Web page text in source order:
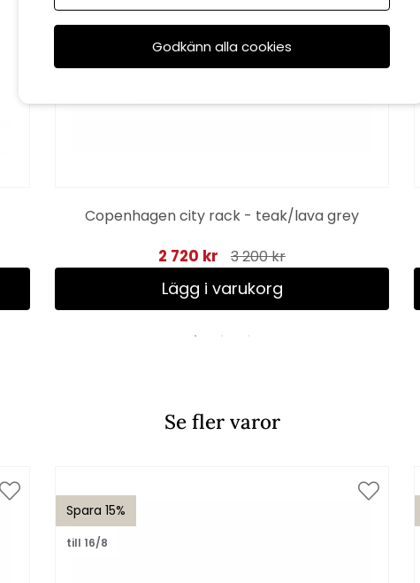
Copenhagen city rack - teak/lava grey
2 720 kr 3 200 kr
Lägg i varukorg
Se fler varor
Spara 15%
till 16/8
Godkänn alla cookies